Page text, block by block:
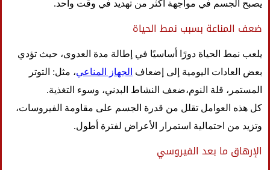
يصبح الجسم في مواجهة أكثر من تهديد في وقت واحد.
ضعف المناعة بسبب نمط الحياة
يلعب نمط الحياة دورًا أساسيًا في إطالة مدة العدوى، حيث تؤدي
بعض العادات اليومية إلى إضعاف الجهاز المناعي، مثل: التوتر
المستمر، قلة النوم،ضعف النشاط البدني، وسوء التغذية.
كل هذه العوامل تقلل من قدرة الجسم على مقاومة الفيروسات،
وتزيد من احتمالية استمرار الأعراض لفترة أطول.
الإرهاق ما بعد الفيروسي